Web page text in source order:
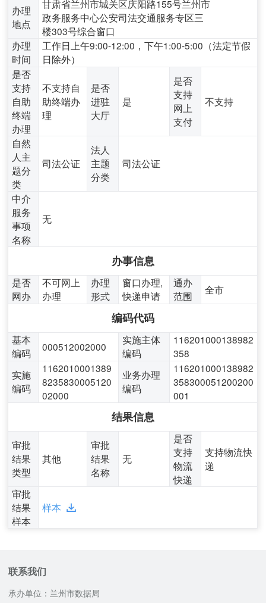
办理
地点
甘肃省兰州市城关区庆阳路155号兰州市
政务服务中心公安司法交通服务专区三
楼303号综合窗口
办理
时间
工作日上午9:00-12:00，下午1:00-5:00（法定节假
日除外）
是否
支持
自助
终端
办理
不支持自
助终端办
理
是否
进驻
大厅
是
是否
支持
网上
支付
不支持
自然
人主
题分
类
司法公证
法人
主题
分类
司法公证
中介
服务
事项
名称
无
办事信息
是否
网办
不可网上
办理
办理
形式
窗口办理,
快递申请
通办
范围
全市
编码代码
基本
编码
000512002000
实施主体
编码
116201000138982
358
实施
编码
1162010001389
8235830005120
02000
业务办理
编码
116201000138982
358300051200200
001
结果信息
审批
结果
类型
其他
审批
结果
名称
无
是否
支持
物流
快递
支持物流快
递
审批
结果
样本
样本
联系我们
承办单位：兰州市数据局